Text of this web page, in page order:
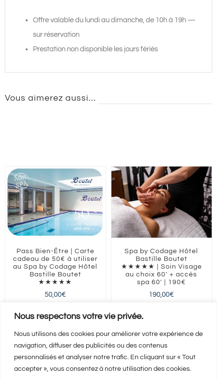
Nous respectons votre vie privée.
Nous utilisons des cookies pour améliorer votre expérience de
navigation, diffuser des publicités ou des contenus
personnalisés et analyser notre trafic. En cliquant sur « Tout
accepter », vous consentez à notre utilisation des cookies.
Offre valable du lundi au dimanche, de 10h à 19h —
sur réservation
Prestation non disponible les jours fériés
Vous aimerez aussi…
Pass Bien-Être | Carte
cadeau de 50€ à utiliser
au Spa by Codage Hôtel
Bastille Boutet
★★★★★
50,00€
ILE-DE-FRANCE
Ajouter au panier
Détails
Spa by Codage Hôtel
Bastille Boutet
★★★★★ | Soin Visage
au choix 60′ + accès
spa 60′ | 190€
190,00€
Ajouter au panier
Détails